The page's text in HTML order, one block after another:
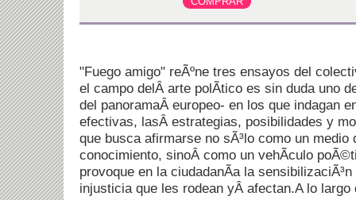
"Fuego amigo" reÃºne tres ensayos del
el campo delÂ arte polÃ­tico es sin duda uno
del panoramaÂ europeo- en los que indagan
efectivas, lasÂ estrategias, posibilidades y
que busca afirmarse no sÃ³lo como un medio
conocimiento, sinoÂ como un vehÃ­culo
provoque en la ciudadanÃ­a la
injusticia que les rodean yÂ afectan.A lo